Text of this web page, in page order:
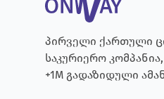
პირველი ქართული
საკურიერო
+1M გადაზიდული